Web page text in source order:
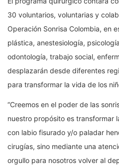
30 voluntarios, voluntarias y
Operación Sonrisa Colombia, en
plástica, anestesiología,
odontología, trabajo social,
desplazarán desde diferentes
para transformar la vida de los
“Creemos en el poder de las
nuestro propósito es transformar
con labio fisurado y/o paladar
cirugías, sino mediante una
orgullo para nosotros volver al